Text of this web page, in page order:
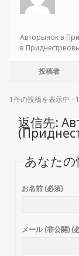
Авторынок в
в
投稿者
1件の投稿を表示中 -
返信先:
あなたの
お名前 (必須)
メール (非公開) (